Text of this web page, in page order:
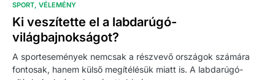
SPORT VÉLEMÉNY
Ki veszítette el a labdarúgó-
világbajnokságot?
A sportesemények nemcsak a részvevő országok számára
fontosak, hanem külső megítélésük miatt is. A labdarúgó-